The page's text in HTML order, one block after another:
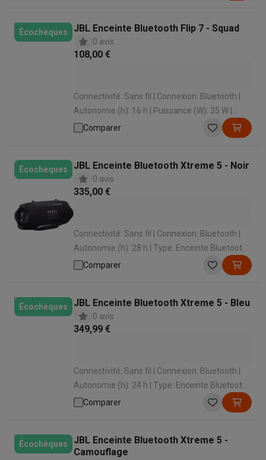
Écochèques JBL Enceinte Bluetooth Flip 7 - Squad
0 avis
108,00 €
Connectivité: Sans fil | Connexion: Bluetooth |
Autonomie (h): 16 h | Puissance (W): 35 W |
Type: Enceinte Bluetooth
Comparer
Écochèques JBL Enceinte Bluetooth Xtreme 5 - Noir
0 avis
335,00 €
Connectivité: Sans fil | Connexion: Bluetooth |
Autonomie (h): 28 h | Type: Enceinte Bluetooth |
Étanche aux éclaboussures: Oui
Comparer
Écochèques JBL Enceinte Bluetooth Xtreme 5 - Bleu
0 avis
349,99 €
Connectivité: Sans fil | Connexion: Bluetooth |
Autonomie (h): 24 h | Type: Enceinte Bluetooth |
Étanche aux éclaboussures: Oui
Comparer
Écochèques
JBL Enceinte Bluetooth Xtreme 5 -
Camouflage